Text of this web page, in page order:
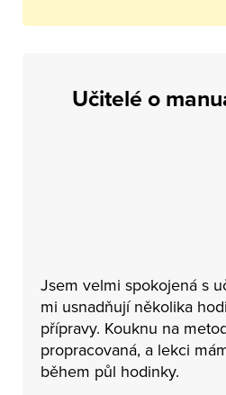
Učitelé o
Jsem velmi spokojená s
mi usnadňují několika
přípravy. Kouknu na
propracovaná, a lekci
během půl hodinky.